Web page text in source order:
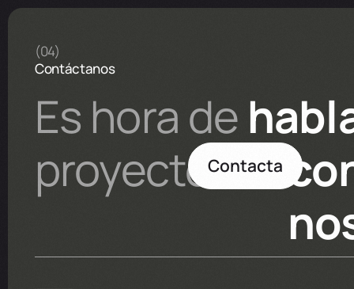
(04)
Contáctanos
Es hora de
proyectoContacta